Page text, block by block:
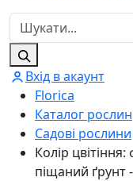
Вхід в акаунт
Florica
Каталог рослин
Садові рослини
Колір
піщаний ґрунт -